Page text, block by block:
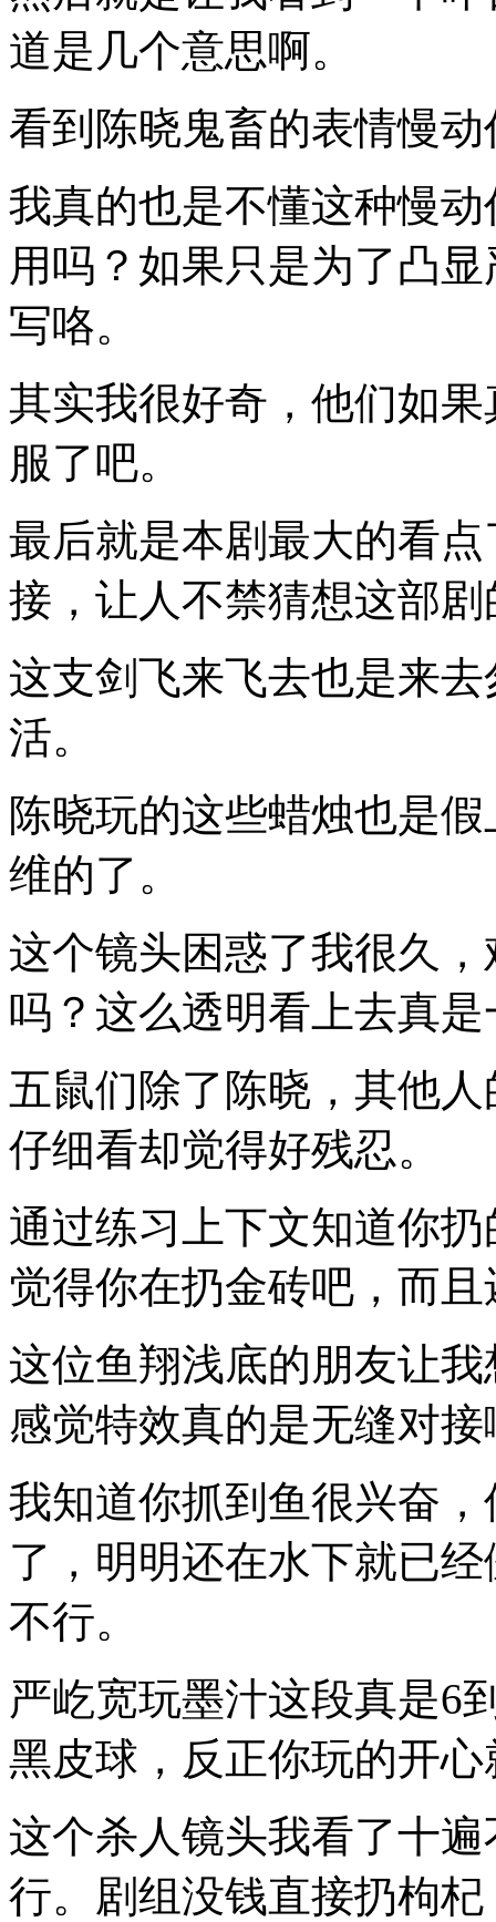
道是几个意思啊。
看到陈晓鬼畜的表情慢
我真的也是不懂这种慢
用吗？如果只是为了凸
写咯。
其实我很好奇，他们如
服了吧。
最后就是本剧最大的看
接，让人不禁猜想这部
这支剑飞来飞去也是来
活。
陈晓玩的这些蜡烛也是
维的了。
这个镜头困惑了我很久
吗？这么透明看上去真
五鼠们除了陈晓，其他
仔细看却觉得好残忍。
通过练习上下文知道你
觉得你在扔金砖吧，而
这位鱼翔浅底的朋友让
感觉特效真的是无缝对接
我知道你抓到鱼很兴奋
了，明明还在水下就已
不行。
严屹宽玩墨汁这段真是6
黑皮球，反正你玩的开心
这个杀人镜头我看了十
行。剧组没钱直接扔枸